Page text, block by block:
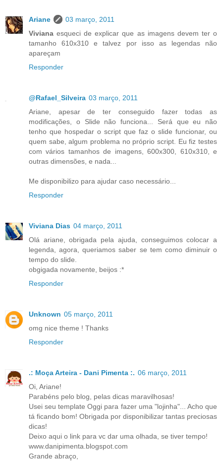
Ariane
03 março, 2011
Viviana esqueci de explicar que as imagens devem ter o
tamanho 610x310 e talvez por isso as legendas não
apareçam
Responder
@Rafael_Silveira 03 março, 2011
Ariane, apesar de ter conseguido fazer todas as
modificações, o Slide não funciona... Será que eu não
tenho que hospedar o script que faz o slide funcionar, ou
quem sabe, algum problema no próprio script. Eu fiz testes
com vários tamanhos de imagens, 600x300, 610x310, e
outras dimensões, e nada...
Me disponibilizo para ajudar caso necessário...
Responder
Viviana Dias 04 março, 2011
Olá ariane, obrigada pela ajuda, conseguimos colocar a
legenda, agora, queriamos saber se tem como diminuir o
tempo do slide.
obgigada novamente, beijos :*
Responder
Unknown 05 março, 2011
omg nice theme ! Thanks
Responder
.: Moça Arteira - Dani Pimenta :. 06 março, 2011
Oi, Ariane!
Parabéns pelo blog, pelas dicas maravilhosas!
Usei seu template Oggi para fazer uma "lojinha"... Acho que
tá ficando bom! Obrigada por disponibilizar tantas preciosas
dicas!
Deixo aqui o link para vc dar uma olhada, se tiver tempo!
www.danipimenta.blogspot.com
Grande abraço,